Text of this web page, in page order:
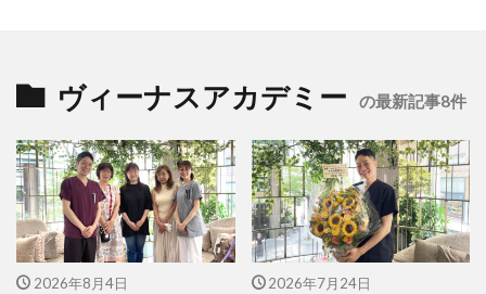
ヴィーナスアカデミー の最新記事8件
2026年8月4日 2026年7月24日